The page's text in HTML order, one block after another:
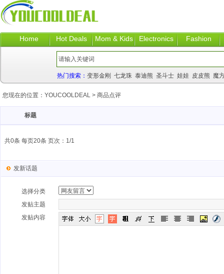
Home Hot Deals Mom & Kids Electronics Fashion
热门搜索： 变形金刚 七龙珠 泰迪熊 圣斗士 娃娃 皮皮熊 魔
您现在的位置： YOUCOOLDEAL > 商品点评
标题
共0条 每页20条 页次：1/1
发新话题
选择分类
发贴主题
发贴内容